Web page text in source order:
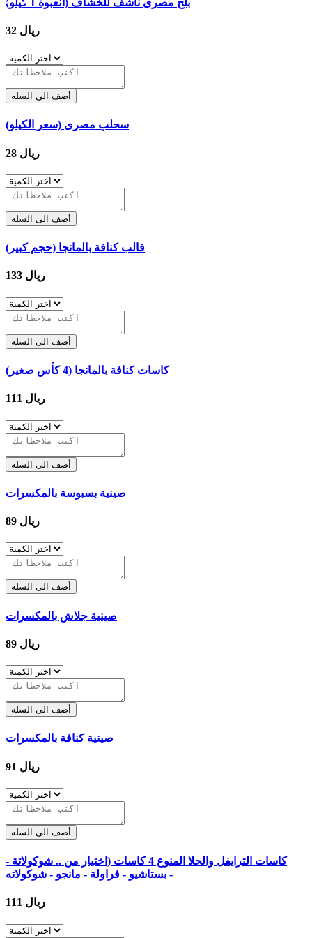
32 ريال
أضف الى السله
سحلب مصرى (سعر الكيلو)
28 ريال
أضف الى السله
قالب كنافة بالمانجا (حجم كبير)
133 ريال
أضف الى السله
كاسات كنافة بالمانجا (4 كأس صغير)
111 ريال
أضف الى السله
صينية بسبوسة بالمكسرات
89 ريال
أضف الى السله
صينية جلاش بالمكسرات
89 ريال
أضف الى السله
صينية كنافة بالمكسرات
91 ريال
أضف الى السله
كاسات الترايفل والحلا المنوع 4 كاسات (اختيار من .. شوكولاتة -
بستاشيو - فراولة - مانجو - شوكولاته -
111 ريال